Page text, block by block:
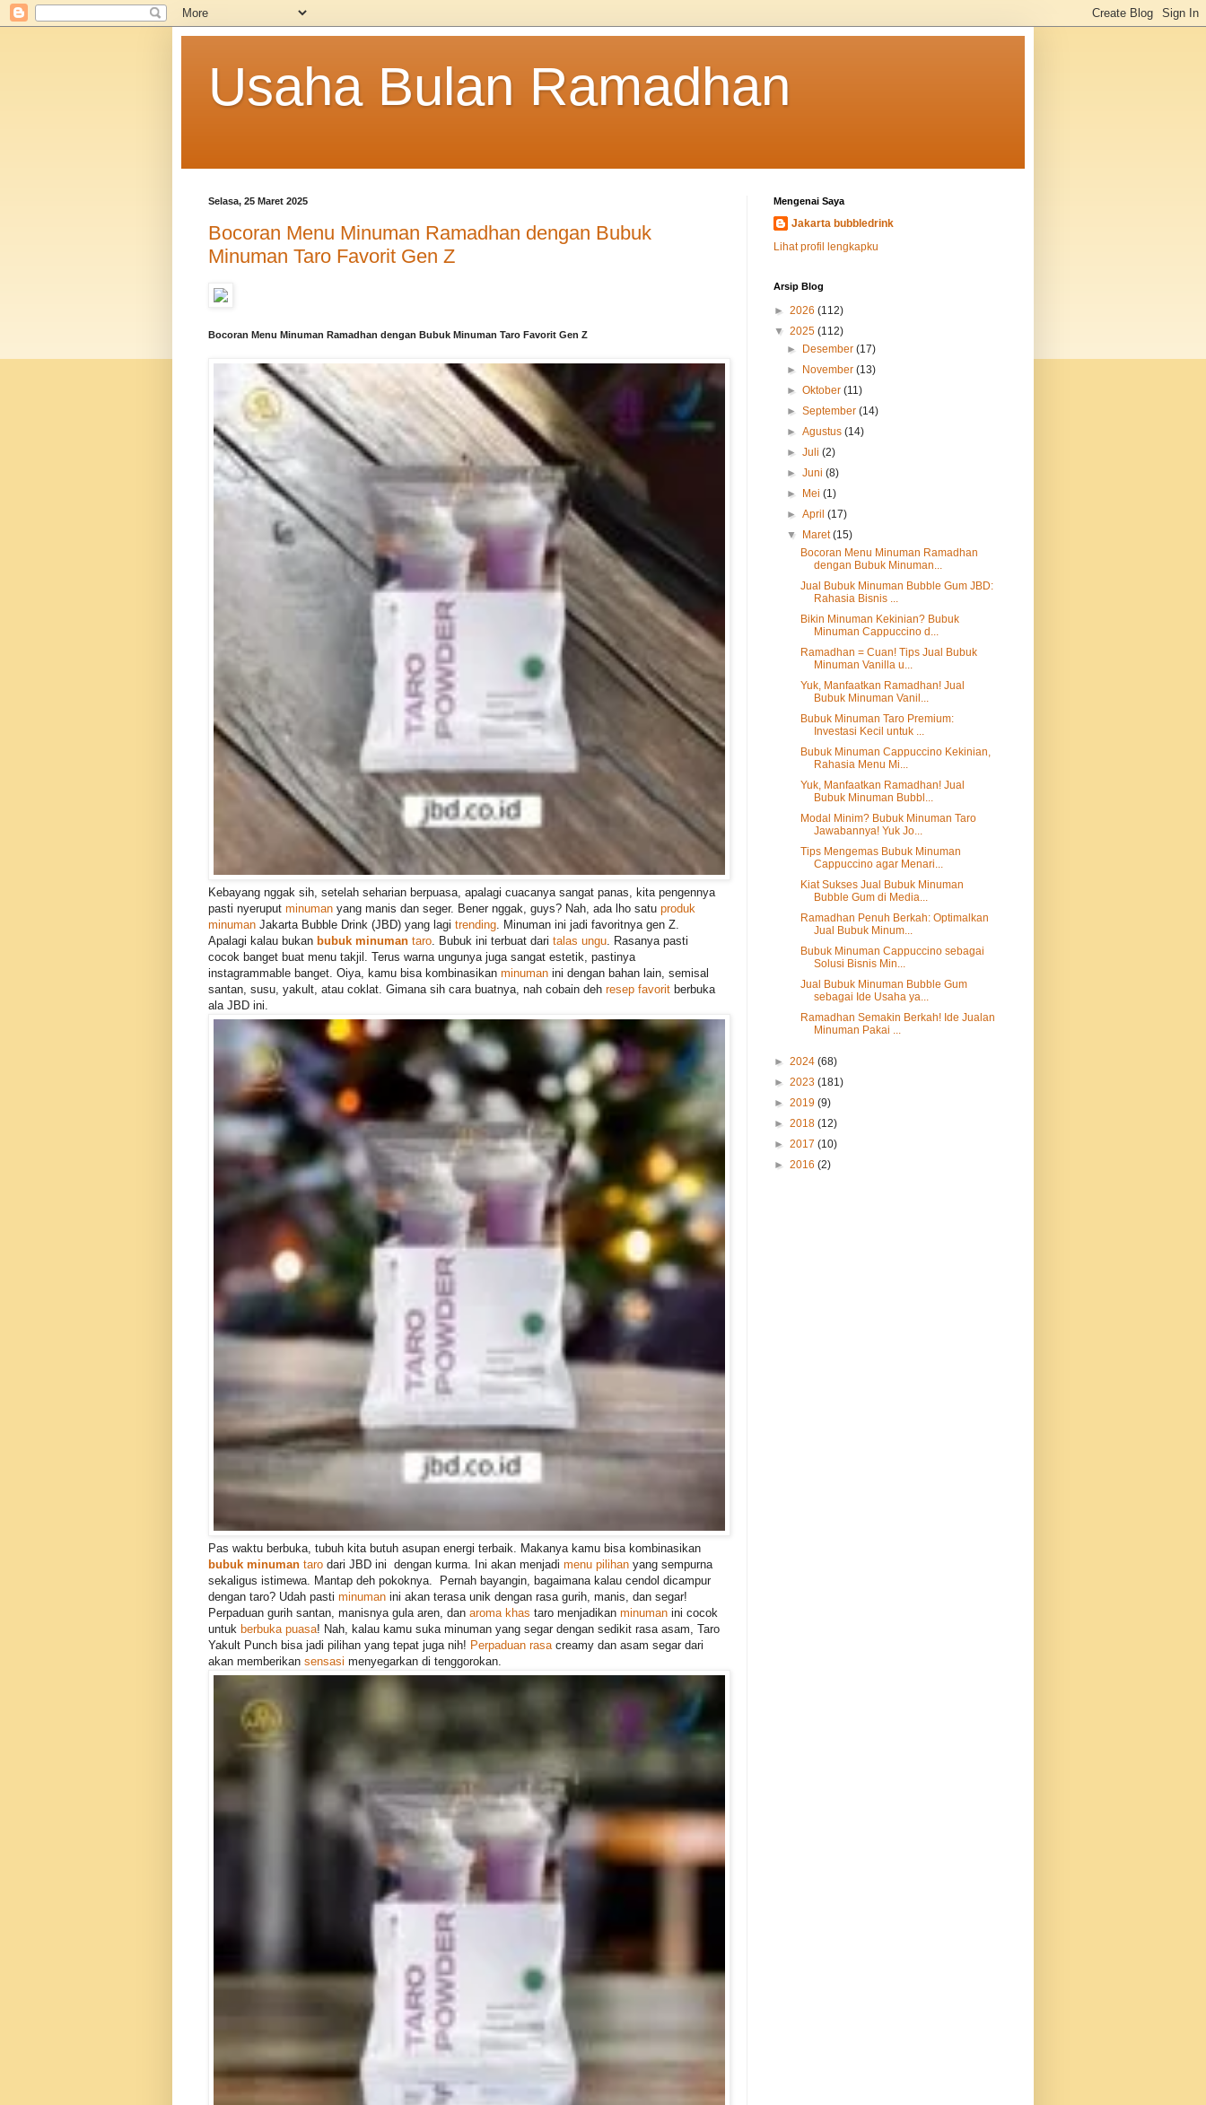
Usaha Bulan Ramadhan
Selasa, 25 Maret 2025
Bocoran Menu Minuman Ramadhan dengan Bubuk
Minuman Taro Favorit Gen Z
Bocoran Menu Minuman Ramadhan dengan Bubuk Minuman Taro Favorit Gen Z
Kebayang nggak sih, setelah seharian berpuasa, apalagi cuacanya sangat panas, kita pengennya
pasti nyeruput minuman yang manis dan seger. Bener nggak, guys? Nah, ada lho satu produk
minuman Jakarta Bubble Drink (JBD) yang lagi trending. Minuman ini jadi favoritnya gen Z.
Apalagi kalau bukan bubuk minuman taro. Bubuk ini terbuat dari talas ungu. Rasanya pasti
cocok banget buat menu takjil. Terus warna ungunya juga sangat estetik, pastinya
instagrammable banget. Oiya, kamu bisa kombinasikan minuman ini dengan bahan lain, semisal
santan, susu, yakult, atau coklat. Gimana sih cara buatnya, nah cobain deh resep favorit berbuka
ala JBD ini.
Pas waktu berbuka, tubuh kita butuh asupan energi terbaik. Makanya kamu bisa kombinasikan
bubuk minuman taro dari JBD ini dengan kurma. Ini akan menjadi menu pilihan yang sempurna
sekaligus istimewa. Mantap deh pokoknya.
Pernah bayangin, bagaimana kalau cendol dicampur
dengan taro? Udah pasti minuman ini akan terasa unik dengan rasa gurih, manis, dan segar!
Perpaduan gurih santan, manisnya gula aren, dan aroma khas taro menjadikan minuman ini cocok
untuk berbuka puasa! Nah, kalau kamu suka minuman yang segar dengan sedikit rasa asam, Taro
Yakult Punch bisa jadi pilihan yang tepat juga nih! Perpaduan rasacreamy dan asam segar dari
akan memberikan sensasi menyegarkan di tenggorokan.
Mengenai Saya
Jakarta bubbledrink
Lihat profil lengkapku
Arsip Blog
► 2026 (112)
▼ 2025 (112)
►
Desember(17)
►
November(13)
►Oktober(11)
►September(14)
►Agustus(14)
►Juli(2)
►Juni(8)
►
Mei(1)
►April(17)
▼
Maret(15)
Bocoran Menu Minuman Ramadhan
dengan Bubuk Minuman...
Jual Bubuk Minuman Bubble Gum JBD:
Rahasia Bisnis ...
Bikin Minuman Kekinian? Bubuk
Minuman Cappuccino d...
Ramadhan = Cuan! Tips Jual Bubuk
Minuman Vanilla u...
Yuk, Manfaatkan Ramadhan! Jual
Bubuk Minuman Vanil...
Bubuk Minuman Taro Premium:
Investasi Kecil untuk ...
Bubuk Minuman Cappuccino Kekinian,
Rahasia Menu Mi...
Yuk, Manfaatkan Ramadhan! Jual
Bubuk Minuman Bubbl...
Modal Minim? Bubuk Minuman Taro
Jawabannya! Yuk Jo...
Tips Mengemas Bubuk Minuman
Cappuccino agar Menari...
Kiat Sukses Jual Bubuk Minuman
Bubble Gum di Media...
Ramadhan Penuh Berkah: Optimalkan
Jual Bubuk Minum...
Bubuk Minuman Cappuccino sebagai
Solusi Bisnis Min...
Jual Bubuk Minuman Bubble Gum
sebagai Ide Usaha ya...
Ramadhan Semakin Berkah! Ide Jualan
Minuman Pakai ...
► 2024 (68)
► 2023 (181)
► 2019 (9)
► 2018 (12)
► 2017 (10)
► 2016 (2)